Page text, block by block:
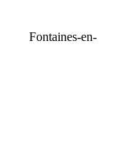
Fontaines-en-